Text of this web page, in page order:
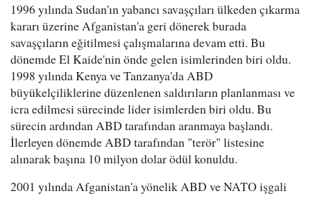
1996 yılında Sudan'ın yabancı savaşçıları ülkeden çıkarma
kararı üzerine Afganistan'a geri dönerek burada
savaşçıların eğitilmesi çalışmalarına devam etti. Bu
dönemde El Kaide'nin önde gelen isimlerinden biri oldu.
1998 yılında Kenya ve Tanzanya'da ABD
büyükelçiliklerine düzenlenen saldırıların planlanması ve
icra edilmesi sürecinde lider isimlerden biri oldu. Bu
sürecin ardından ABD tarafından aranmaya başlandı.
İlerleyen dönemde ABD tarafından "terör" listesine
alınarak başına 10 milyon dolar ödül konuldu.
2001 yılında Afganistan'a yönelik ABD ve NATO işgali